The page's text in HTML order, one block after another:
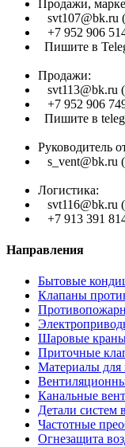
Продажи,
svt107@bk.ru
+7 952 906
Пишите в
Продажи:
svt113@bk.ru
+7 952 906
Пишите в
Руководитель
s_vent@bk.ru
Логистика:
svt116@bk.ru
+7 913 391
Направления
Бытовые
Клапаны
Шаровые
Приточные
Материалы для
Канальные
Детали систем
Частотные
Огнезащита